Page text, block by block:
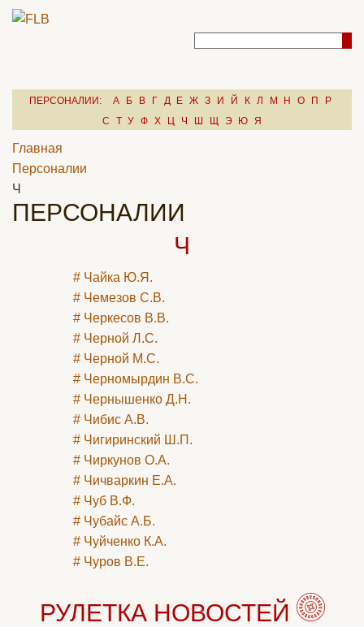
ПЕРСОНАЛИИ: А Б В Г Д Е Ж З И Й К Л М Н О П
Р
С
Т У Ф Х Ц Ч Ш Щ Э Ю Я
Главная
Персоналии
Ч
ПЕРСОНАЛИИ
Ч
# Чайка Ю.Я.
# Чемезов С.В.
# Черкесов В.В.
# Чернoй Л.С.
# Чернoй М.С.
# Черномырдин В.С.
# Чернышенко Д.Н.
# Чибис А.В.
# Чигиринский Ш.П.
# Чиркунов О.А.
# Чичваркин Е.А.
# Чуб В.Ф.
# Чубайс А.Б.
# Чуйченко К.А.
# Чуров В.Е.
РУЛЕТКА НОВОСТЕЙ